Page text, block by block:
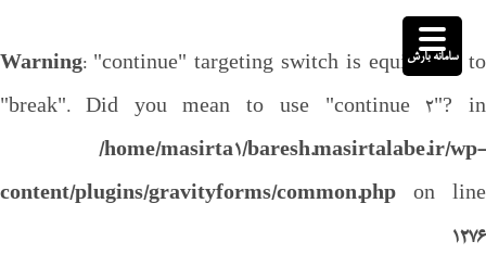
Warning: "continue" targeting switch is equivalent to
"break". Did you mean to use "continue 2"? in
/home/masirta1/baresh.masirtalabe.ir/wp-
content/plugins/gravityforms/common.php on line
1276
سامانه بارش